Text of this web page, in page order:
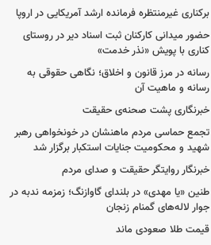
برکناری غیرمنتظره فرمانده ارشد آمریکایی در اروپا
حضور میدانی کارکنان ثبت اسناد دیر در روستای
کناری با پویش «نذر خدمت»
رسانه در مرز قانون و اخلاق؛ نگاهی حقوقی به
رسانه و ماهیت آن
خبرنگاری پشت صحنه‌ی حقیقت
تجمع حماسی مردم ماهنشان در خونخواهی رهبر
شهید و محکومیت جنایات استکبار برگزار شد
خبرنگار روایتگر حقیقت و صدای مردم
طنین «یا مهدی» در بلندای گاوازنگ؛ زمزمه ندبه در
جوار لاله‌های گمنام زنجان
قیمت طلا صعودی ماند